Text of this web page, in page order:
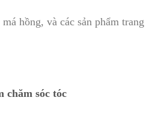
hồng, và các sản phẩm trang
chăm sóc tóc